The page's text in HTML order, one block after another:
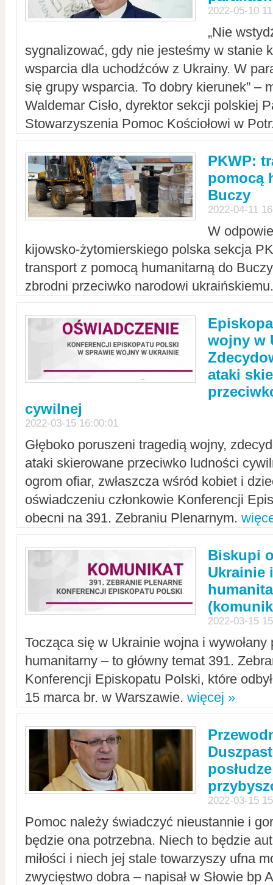
2022-05-10
„Nie
sygnalizować, gdy nie jesteśmy w stanie
wsparcia dla uchodźców z Ukrainy. W
się grupy wsparcia. To dobry kierunek” –
Waldemar Cisło, dyrektor sekcji polskiej
Stowarzyszenia Pomoc Kościołowi w
PKWP:
pomocą
Buczy
2022-04-11
W
kijowsko-żytomierskiego polska sekcja
transport z pomocą humanitarną do
zbrodni przeciwko narodowi
wojny w
ataki
cywilnej
2022-03-15 16:00:01
Głęboko poruszeni tragedią wojny,
ataki skierowane przeciwko ludności
ogrom ofiar, zwłaszcza wśród kobiet i
oświadczeniu członkowie Konferencji
obecni na 391. Zebraniu Plenarnym.
Biskupi
Ukrainie
2022-03-15
Tocząca się w Ukrainie wojna i
humanitarny – to główny temat 391.
Konferencji Episkopatu Polski, które
15 marca br. w Warszawie. więcej »
2022-03-15
Pomoc należy świadczyć nieustannie i
będzie ona potrzebna. Niech to będzie
miłości i niech jej stale towarzyszy ufna
zwycięstwo dobra – napisał w Słowie bp